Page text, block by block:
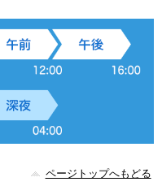
ページトップへもどる